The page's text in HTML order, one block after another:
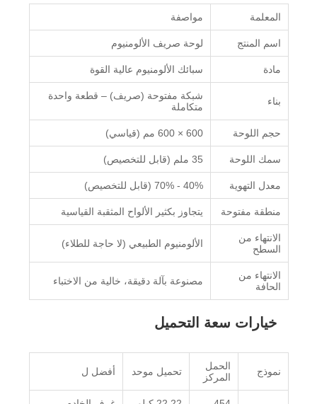
المعلمة مواصفة
اسم المنتج لوحة صريف الألومنيوم
مادة سبائك الألومنيوم عالية القوة
بناء
شبكة مفتوحة (صريف) – قطعة واحدة
متكاملة
حجم اللوحة 600 × 600 مم (قياسي)
سمك اللوحة 35 ملم (قابل للتخصيص)
معدل التهوية 40% - 70% (قابل للتخصيص)
منطقة مفتوحة يتجاوز بكثير الألواح المثقبة القياسية
الانتهاء من
السطح
الألومنيوم الطبيعي (لا حاجة للطلاء)
الانتهاء من
الحافة
مصنوعة بآلة دقيقة، خالية من الاختباء
خيارات سعة التحميل
نموذج
الحمل
المركز
تحميل موحد أفضل ل